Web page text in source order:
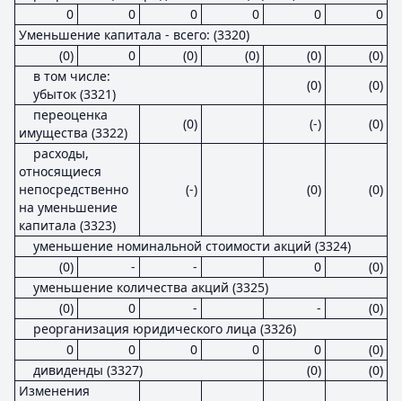
0
0 0 0 0
0
Уменьшение капитала - всего: (3320)
(0)
0 (0) (0) (0)
(0)
в том числе:
убыток (3321)
(0)
(0)
переоценка
имущества (3322)
(0) (-)
(0)
расходы,
относящиеся
непосредственно
на уменьшение
капитала (3323)
(-) (0) (0)
уменьшение номинальной стоимости акций (3324)
(0)
- - 0
(0)
уменьшение количества акций (3325)
(0)
0 - -
(0)
реорганизация юридического лица (3326)
0
0 0 0 0
(0)
дивиденды (3327)
(0)
(0)
Изменения